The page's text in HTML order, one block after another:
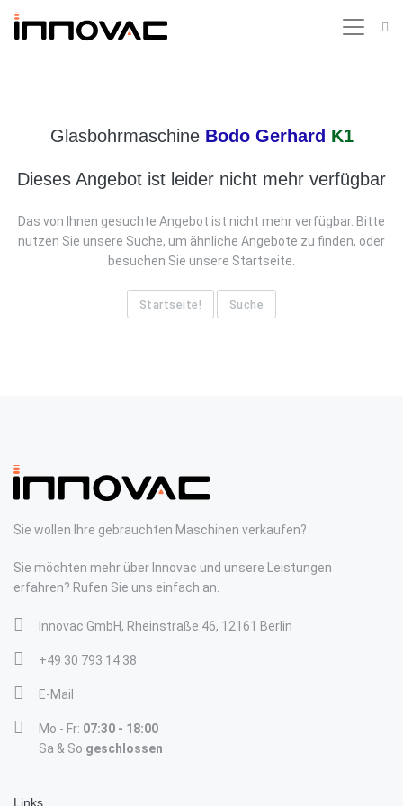
Glasbohrmaschine Bodo Gerhard K1
Dieses Angebot ist leider nicht mehr verfügbar
Das von Ihnen gesuchte Angebot ist nicht mehr verfügbar. Bitte
nutzen Sie unsere Suche, um ähnliche Angebote zu finden, oder
besuchen Sie unsere Startseite.
Startseite! Suche
Sie wollen Ihre gebrauchten Maschinen verkaufen?
Sie möchten mehr über Innovac und unsere Leistungen
erfahren? Rufen Sie uns einfach an.
Innovac GmbH, Rheinstraße 46, 12161 Berlin
+49 30 793 14 38
E-Mail
Mo - Fr: 07:30 - 18:00
Sa & So geschlossen
Links